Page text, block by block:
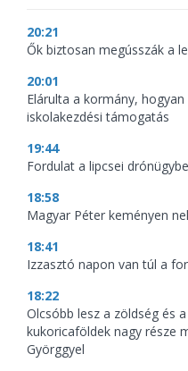
20:21
Ők biztosan megússzák a
20:01
Elárulta a kormány,
iskolakezdési támogatás
19:44
Fordulat a lipcsei
18:58
Magyar Péter keményen
18:41
Izzasztó napon van túl a
18:22
Olcsóbb lesz a zöldség és
kukoricaföldek nagy része
Györggyel